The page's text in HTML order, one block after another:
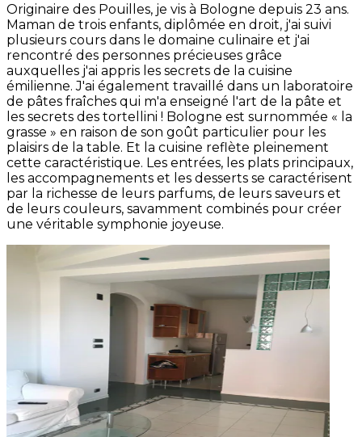
Originaire des Pouilles, je vis à Bologne depuis 23 ans.
Maman de trois enfants, diplômée en droit, j'ai suivi
plusieurs cours dans le domaine culinaire et j'ai
rencontré des personnes précieuses grâce
auxquelles j'ai appris les secrets de la cuisine
émilienne. J'ai également travaillé dans un laboratoire
de pâtes fraîches qui m'a enseigné l'art de la pâte et
les secrets des tortellini ! Bologne est surnommée « la
grasse » en raison de son goût particulier pour les
plaisirs de la table. Et la cuisine reflète pleinement
cette caractéristique. Les entrées, les plats principaux,
les accompagnements et les desserts se caractérisent
par la richesse de leurs parfums, de leurs saveurs et
de leurs couleurs, savamment combinés pour créer
une véritable symphonie joyeuse.